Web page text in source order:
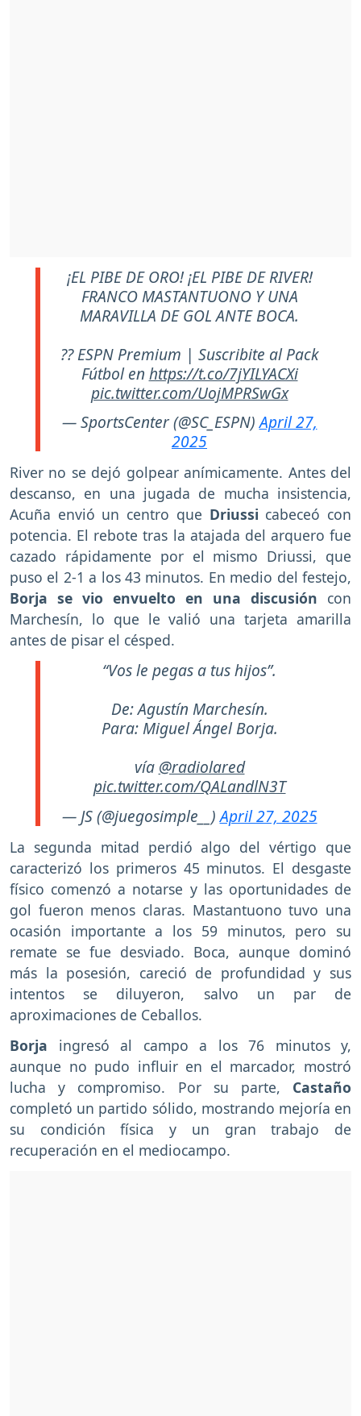
¡EL PIBE DE ORO! ¡EL PIBE DE RIVER!
FRANCO MASTANTUONO Y UNA
MARAVILLA DE GOL ANTE BOCA.
?? ESPN Premium | Suscribite al Pack
Fútbol en https://t.co/7jYILYACXi
pic.twitter.com/UojMPRSwGx
— SportsCenter (@SC_ESPN)April 27,
2025
River no se dejó golpear anímicamente. Antes del
descanso, en una jugada de mucha insistencia,
Acuña envió un centro que Driussi cabeceó con
potencia. El rebote tras la atajada del arquero fue
cazado rápidamente por el mismo Driussi, que
puso el 2-1 a los 43 minutos. En medio del festejo,
Borja se vio envuelto en una discusión con
Marchesín, lo que le valió una tarjeta amarilla
antes de pisar el césped.
“Vos le pegas a tus hijos”.
De: Agustín Marchesín.
Para: Miguel Ángel Borja.
vía @radiolared
pic.twitter.com/QALandlN3T
— JS (@juegosimple__)April 27, 2025
La segunda mitad perdió algo del vértigo que
caracterizó los primeros 45 minutos. El desgaste
físico comenzó a notarse y las oportunidades de
gol fueron menos claras. Mastantuono tuvo una
ocasión importante a los 59 minutos, pero su
remate se fue desviado. Boca, aunque dominó
más la posesión, careció de profundidad y sus
intentos se diluyeron, salvo un par de
aproximaciones de Ceballos.
Borja ingresó al campo a los 76 minutos y,
aunque no pudo influir en el marcador, mostró
lucha y compromiso. Por su parte, Castaño
completó un partido sólido, mostrando mejoría en
su condición física y un gran trabajo de
recuperación en el mediocampo.